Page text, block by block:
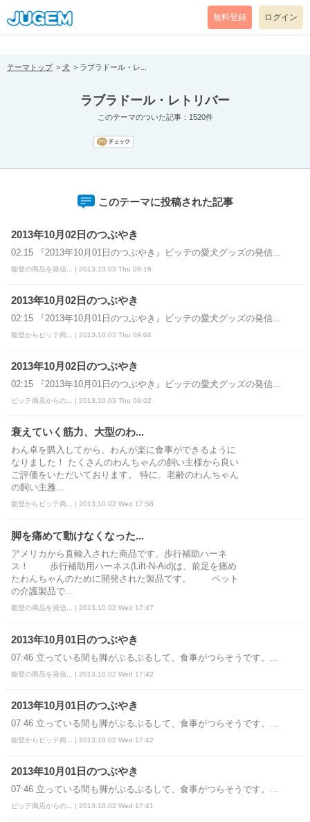
[pear_error: message="Success" code=0 mode=return level=notice
prefix="" info=""]
無料登録 ログイン
テーマトップ 犬 ラブラドール・レ...
ラブラドール・レトリバー
このテーマのついた記事：1520件
このテーマに投稿された記事
2013年10月02日のつぶやき
02:15 『2013年10月01日のつぶやき』ビッテの愛犬グッズの発信...
能登の商品を発信... | 2013.10.03 Thu 09:16
2013年10月02日のつぶやき
02:15 『2013年10月01日のつぶやき』ビッテの愛犬グッズの発信...
能登からビッテ商... | 2013.10.03 Thu 09:04
2013年10月02日のつぶやき
02:15 『2013年10月01日のつぶやき』ビッテの愛犬グッズの発信...
ビッテ商店からの... | 2013.10.03 Thu 09:02
衰えていく筋力、大型のわ...
わん卓を購入してから、わんが楽に食事ができるように
なりました！ たくさんのわんちゃんの飼い主様から良い
ご評価をいただいております。 特に、老齢のわんちゃん
の飼い主雅...
能登からビッテ商... | 2013.10.02 Wed 17:58
脚を痛めて動けなくなった...
アメリカから直輸入された商品です、歩行補助ハーネ
ス！ 歩行補助用ハーネス(Lift-N-Aid)は、前足を痛め
たわんちゃんのために開発された製品です。 ペット
の介護製品で...
能登の商品を発信... | 2013.10.02 Wed 17:47
2013年10月01日のつぶやき
07:46 立っている間も脚がぶるぶるして、食事がつらそうです。...
能登の商品を発信... | 2013.10.02 Wed 17:42
2013年10月01日のつぶやき
07:46 立っている間も脚がぶるぶるして、食事がつらそうです。...
能登からビッテ商... | 2013.10.02 Wed 17:42
2013年10月01日のつぶやき
07:46 立っている間も脚がぶるぶるして、食事がつらそうです。...
ビッテ商店からの... | 2013.10.02 Wed 17:41